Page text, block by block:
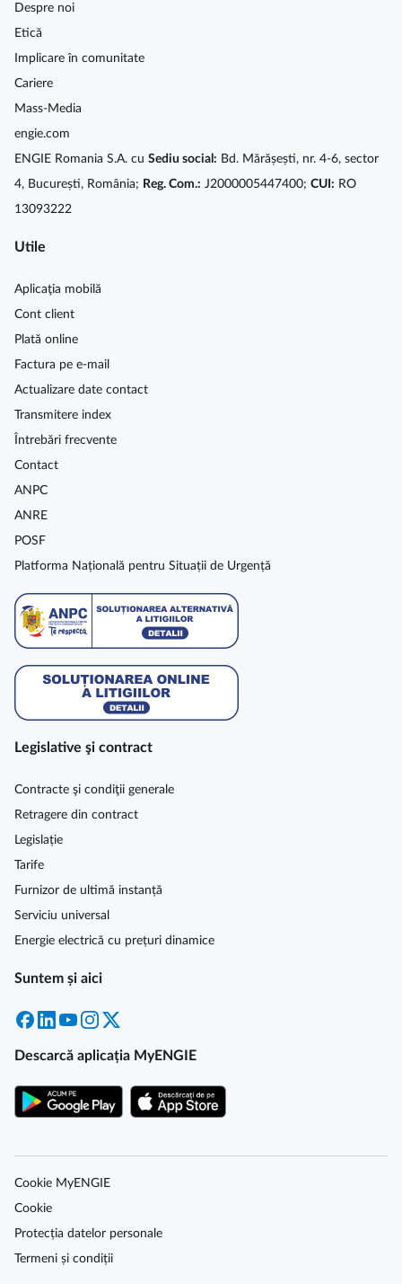
Despre noi
Etică
Implicare în comunitate
Cariere
Mass-Media
engie.com
ENGIE Romania S.A. cu Sediu social: Bd. Mărășești, nr. 4-6, sector
4, București, România; Reg. Com.: J2000005447400; CUI: RO
13093222
Utile
Aplicaţia mobilă
Cont client
Plată online
Factura pe e-mail
Actualizare date contact
Transmitere index
Întrebări frecvente
Contact
ANPC
ANRE
POSF
Platforma Națională pentru Situații de Urgență
Legislative şi contract
Contracte şi condiţii generale
Retragere din contract
Legislație
Tarife
Furnizor de ultimă instanță
Serviciu universal
Energie electrică cu prețuri dinamice
Suntem și aici
Facebook
LinkedInYouTubeInstagram
Descarcă aplicația MyENGIE
Cookie MyENGIE
Cookie
Protecția datelor personale
Termeni și condiții